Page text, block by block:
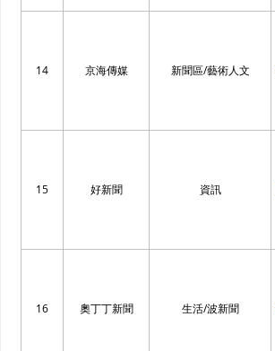
14 京海傳媒 新聞區/藝術人文
15 好新聞 資訊
16 奧丁丁新聞 生活/波新聞